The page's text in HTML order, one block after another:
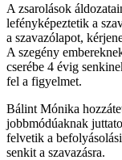
A zsarolások
lefényképeztetik a
a szavazólapot,
A szegény
cserébe 4 évig
fel a figyelmet.
Bálint Mónika
jobbmódúaknak
felvetik a
senkit a szavazásra.